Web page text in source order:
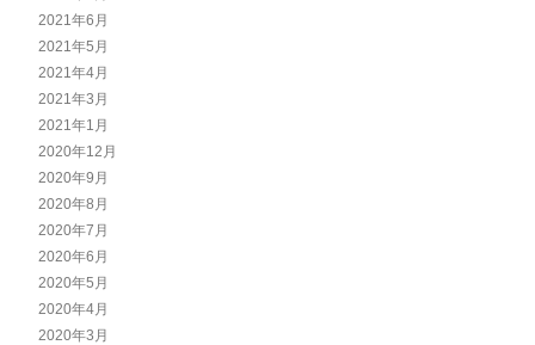
2021年6月
2021年5月
2021年4月
2021年3月
2021年1月
2020年12月
2020年9月
2020年8月
2020年7月
2020年6月
2020年5月
2020年4月
2020年3月